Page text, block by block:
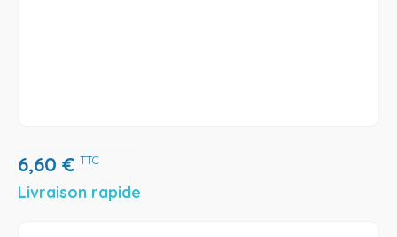
6,60 € TTC
Livraison rapide